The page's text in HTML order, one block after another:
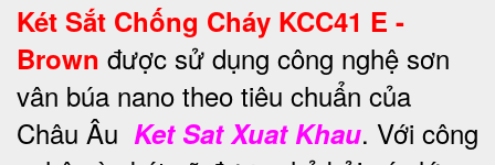
Két Sắt Chống Cháy KCC41 E -
Brown được sử dụng công nghệ sơn
vân búa nano theo tiêu chuẩn của
Châu Âu Ket Sat Xuat Khau. Với công